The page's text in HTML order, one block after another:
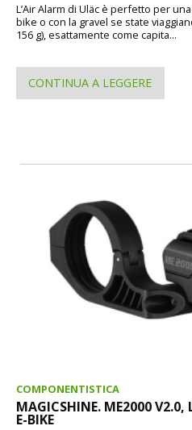
L’Air Alarm di Uläc è perfetto per
bike o con la gravel se state
156 g), esattamente come capita...
CONTINUA A LEGGERE
COMPONENTISTICA
MAGICSHINE. ME2000 V2.0,
E-BIKE